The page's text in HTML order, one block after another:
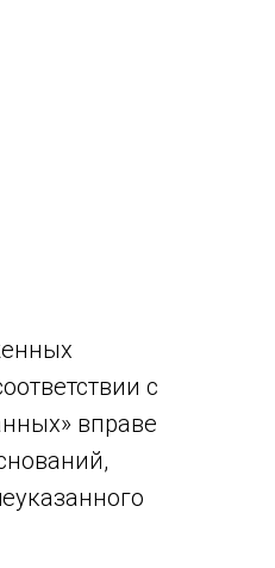
с
вправе